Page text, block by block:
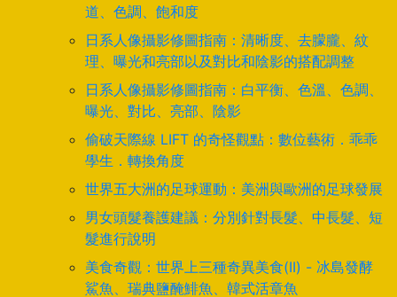
道、色調、飽和度
日系人像攝影修圖指南：清晰度、去朦朧、紋
理、曝光和亮部以及對比和陰影的搭配調整
日系人像攝影修圖指南：白平衡、色溫、色調、
曝光、對比、亮部、陰影
偷破天際線 LIFT 的奇怪觀點：數位藝術．乖乖
學生．轉換角度
世界五大洲的足球運動：美洲與歐洲的足球發展
男女頭髮養護建議：分別針對長髮、中長髮、短
髮進行說明
美食奇觀：世界上三種奇異美食(II) - 冰島發酵
鯊魚、瑞典鹽醃鯡魚、韓式活章魚